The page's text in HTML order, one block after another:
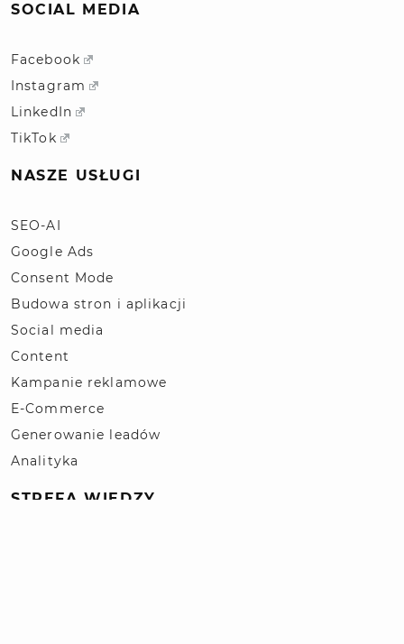
SOCIAL MEDIA
Facebook
Instagram
LinkedIn
TikTok
NASZE USŁUGI
SEO-AI
Google Ads
Consent Mode
Budowa stron i aplikacji
Social media
Content
Kampanie reklamowe
E-Commerce
Generowanie leadów
Analityka
STREFA WIEDZY